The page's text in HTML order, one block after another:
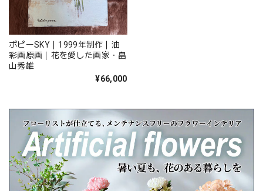
ポピーSKY｜1999年制作｜油
彩画原画｜花を愛した画家・畠
山秀雄
¥66,000